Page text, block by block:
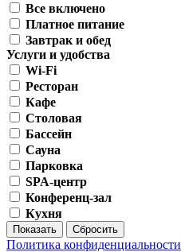
Все включено
Платное питание
Завтрак и обед
Услуги и удобства
Wi-Fi
Ресторан
Кафе
Столовая
Бассейн
Сауна
Парковка
SPA-центр
Конференц-зал
Кухня
Показать Сбросить
Политика конфиденциальности